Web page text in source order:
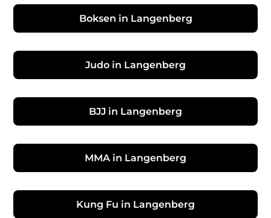
Boksen in Langenberg
Judo in Langenberg
BJJ in Langenberg
MMA in Langenberg
Kung Fu in Langenberg